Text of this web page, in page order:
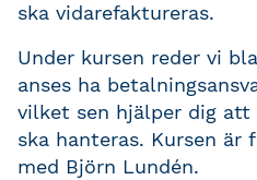
ska vidarefaktureras.
Under kursen reder vi
anses ha
vilket sen hjälper dig att
ska hanteras. Kursen är
med Björn Lundén.